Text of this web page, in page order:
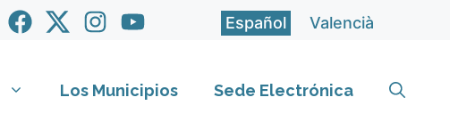
Español Valencià
Los Municipios Sede Electrónica